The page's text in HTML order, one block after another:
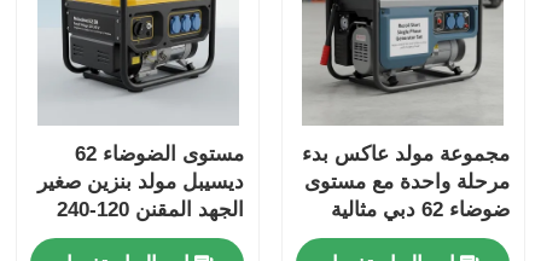
مجموعة مولد عاكس بدء
مرحلة واحدة مع مستوى
ضوضاء 62 دبي مثالية
للإنشاءات والطاقة
مستوى الضوضاء 62
ديسيبل مولد بنزين صغير
الجهد المقنن 120-240
فولت مصدر طاقة